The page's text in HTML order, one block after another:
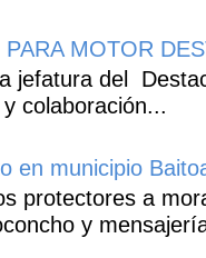
MOTOR
jefatura del
colaboración...
en municipio
protectores a
y